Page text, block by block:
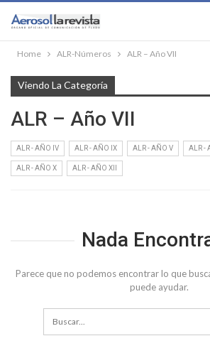
Home ALR-Números ALR – Año VII
Viendo La Categoría
ALR – Año VII
ALR - AÑO IV ALR - AÑO IX ALR - AÑO V ALR -
ALR - AÑO X ALR - AÑO XII
Nada
Parece que no podemos encontrar lo que
puede ayudar.